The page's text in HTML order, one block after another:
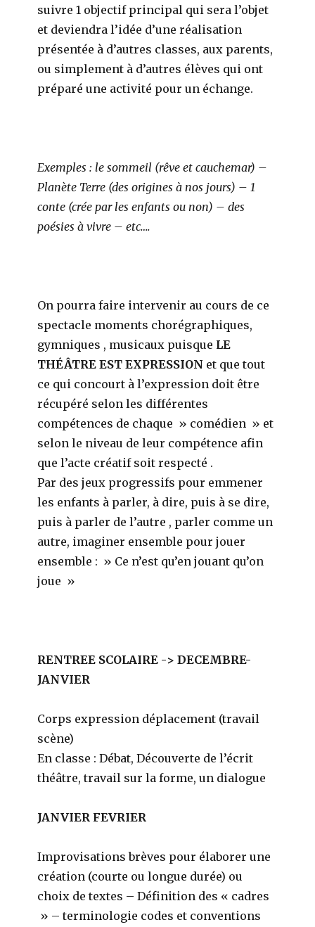
suivre 1 objectif principal qui sera l’objet
et deviendra l’idée d’une réalisation
présentée à d’autres classes, aux parents,
ou simplement à d’autres élèves qui ont
préparé une activité pour un échange.
Exemples : le sommeil (rêve et cauchemar) –
Planète Terre (des origines à nos jours) – 1
conte (crée par les enfants ou non) – des
poésies à vivre – etc….
On pourra faire intervenir au cours de ce
spectacle moments chorégraphiques,
gymniques , musicaux puisque LE
THÉÂTRE EST EXPRESSION et que tout
ce qui concourt à l’expression doit être
récupéré selon les différentes
compétences de chaque » comédien » et
selon le niveau de leur compétence afin
que l’acte créatif soit respecté .
Par des jeux progressifs pour emmener
les enfants à parler, à dire, puis à se dire,
puis à parler de l’autre , parler comme un
autre, imaginer ensemble pour jouer
ensemble : » Ce n’est qu’en jouant qu’on
joue »
RENTREE SCOLAIRE -> DECEMBRE-
JANVIER
Corps expression déplacement (travail
scène)
En classe : Débat, Découverte de l’écrit
théâtre, travail sur la forme, un dialogue
JANVIER FEVRIER
Improvisations brèves pour élaborer une
création (courte ou longue durée) ou
choix de textes – Définition des « cadres
» – terminologie codes et conventions